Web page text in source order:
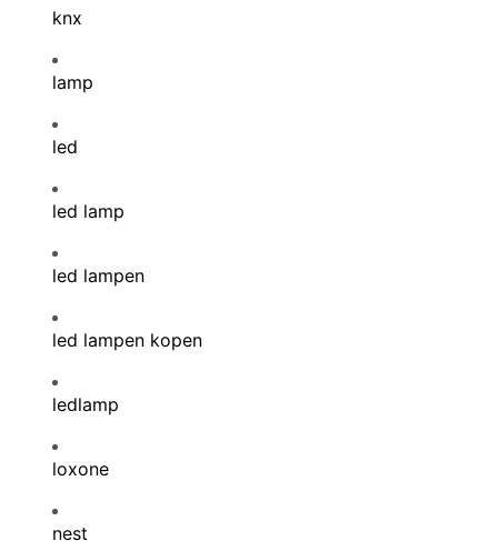
knx
lamp
led
led lamp
led lampen
led lampen kopen
ledlamp
loxone
nest